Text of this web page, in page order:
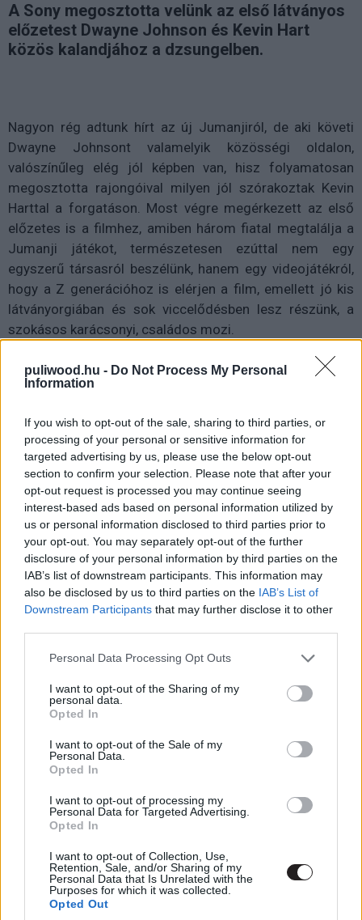
puliwood.hu - Do Not Process My Personal
Information
If you wish to opt-out of the sale, sharing to third parties, or
processing of your personal or sensitive information for
targeted advertising by us, please use the below opt-out
section to confirm your selection. Please note that after your
opt-out request is processed you may continue seeing
interest-based ads based on personal information utilized by
us or personal information disclosed to third parties prior to
your opt-out. You may separately opt-out of the further
disclosure of your personal information by third parties on the
IAB’s list of downstream participants. This information may
also be disclosed by us to third parties on the IAB’s List of
Downstream Participants that may further disclose it to other
Please note that this website/app uses one or more Google
not limited to your visit or usage behaviour. You may click to
grant or deny consent to Google and its third-party tags to
use your data for below specified purposes in below Google
consent section.
Personal Data Processing Opt Outs
I want to opt-out of the Sharing of my
personal data.
Opted In
I want to opt-out of the Sale of my
Personal Data.
Opted In
I want to opt-out of processing my
Personal Data for Targeted Advertising.
Opted In
I want to opt-out of Collection, Use,
Retention, Sale, and/or Sharing of my
Personal Data that Is Unrelated with the
Purposes for which it was collected.
Opted Out
A Sony megosztotta velünk az első látványos
előzetest Dwayne Johnson és Kevin Hart
közös kalandjához a dzsungelben.
Nagyon rég adtunk hírt az új Jumanjiról, de aki követi
Dwayne Johnsont valamelyik közösségi oldalon,
valószínűleg elég jól képben van, hisz folyamatosan
megosztotta rajongóival milyen jól szórakoztak Kevin
Harttal a forgatáson. Most végre megérkezett az első
előzetes is a filmhez, amiben három fiatal megtalálja a
Jumanji játékot, természetesen ezúttal nem egy
egyszerű társasról beszélünk, hanem egy videojátékról,
hogy a Z generációhoz is elérjen a film, emellett jó kis
látványorgiában és sok viccelődésben lesz részünk, a
szokásos karácsonyi, családos mozi.
főszerepben továbbra is Dwayne Johnson, Kevin Hart,
Jack Black és Karen Gillan, mellettük még helyet kapott
Nick Jonas, Ser'Darius Blain, Madison Iseman, Alex Wolff
és Morgan Turner. A filmet Jake Kasdan rendezte,
premier december 22-én.
Címkék: #jumanji: welcome to the jungle
#jake kasdan
#dwayne johnson
#kevin hart #jack black
#karen gillan
#morgan turner
Új szabályokat fektet le a Star
Wars: Az utolsó Jedik
Egyre biztosabbnak tűnik, hogy a következő